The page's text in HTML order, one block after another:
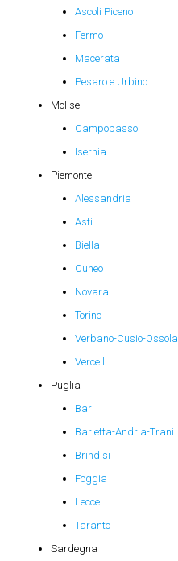
Ascoli Piceno
Fermo
Macerata
Pesaro e Urbino
Molise
Campobasso
Isernia
Piemonte
Alessandria
Asti
Biella
Cuneo
Novara
Torino
Verbano-Cusio-Ossola
Vercelli
Puglia
Bari
Barletta-Andria-Trani
Brindisi
Foggia
Lecce
Taranto
Sardegna